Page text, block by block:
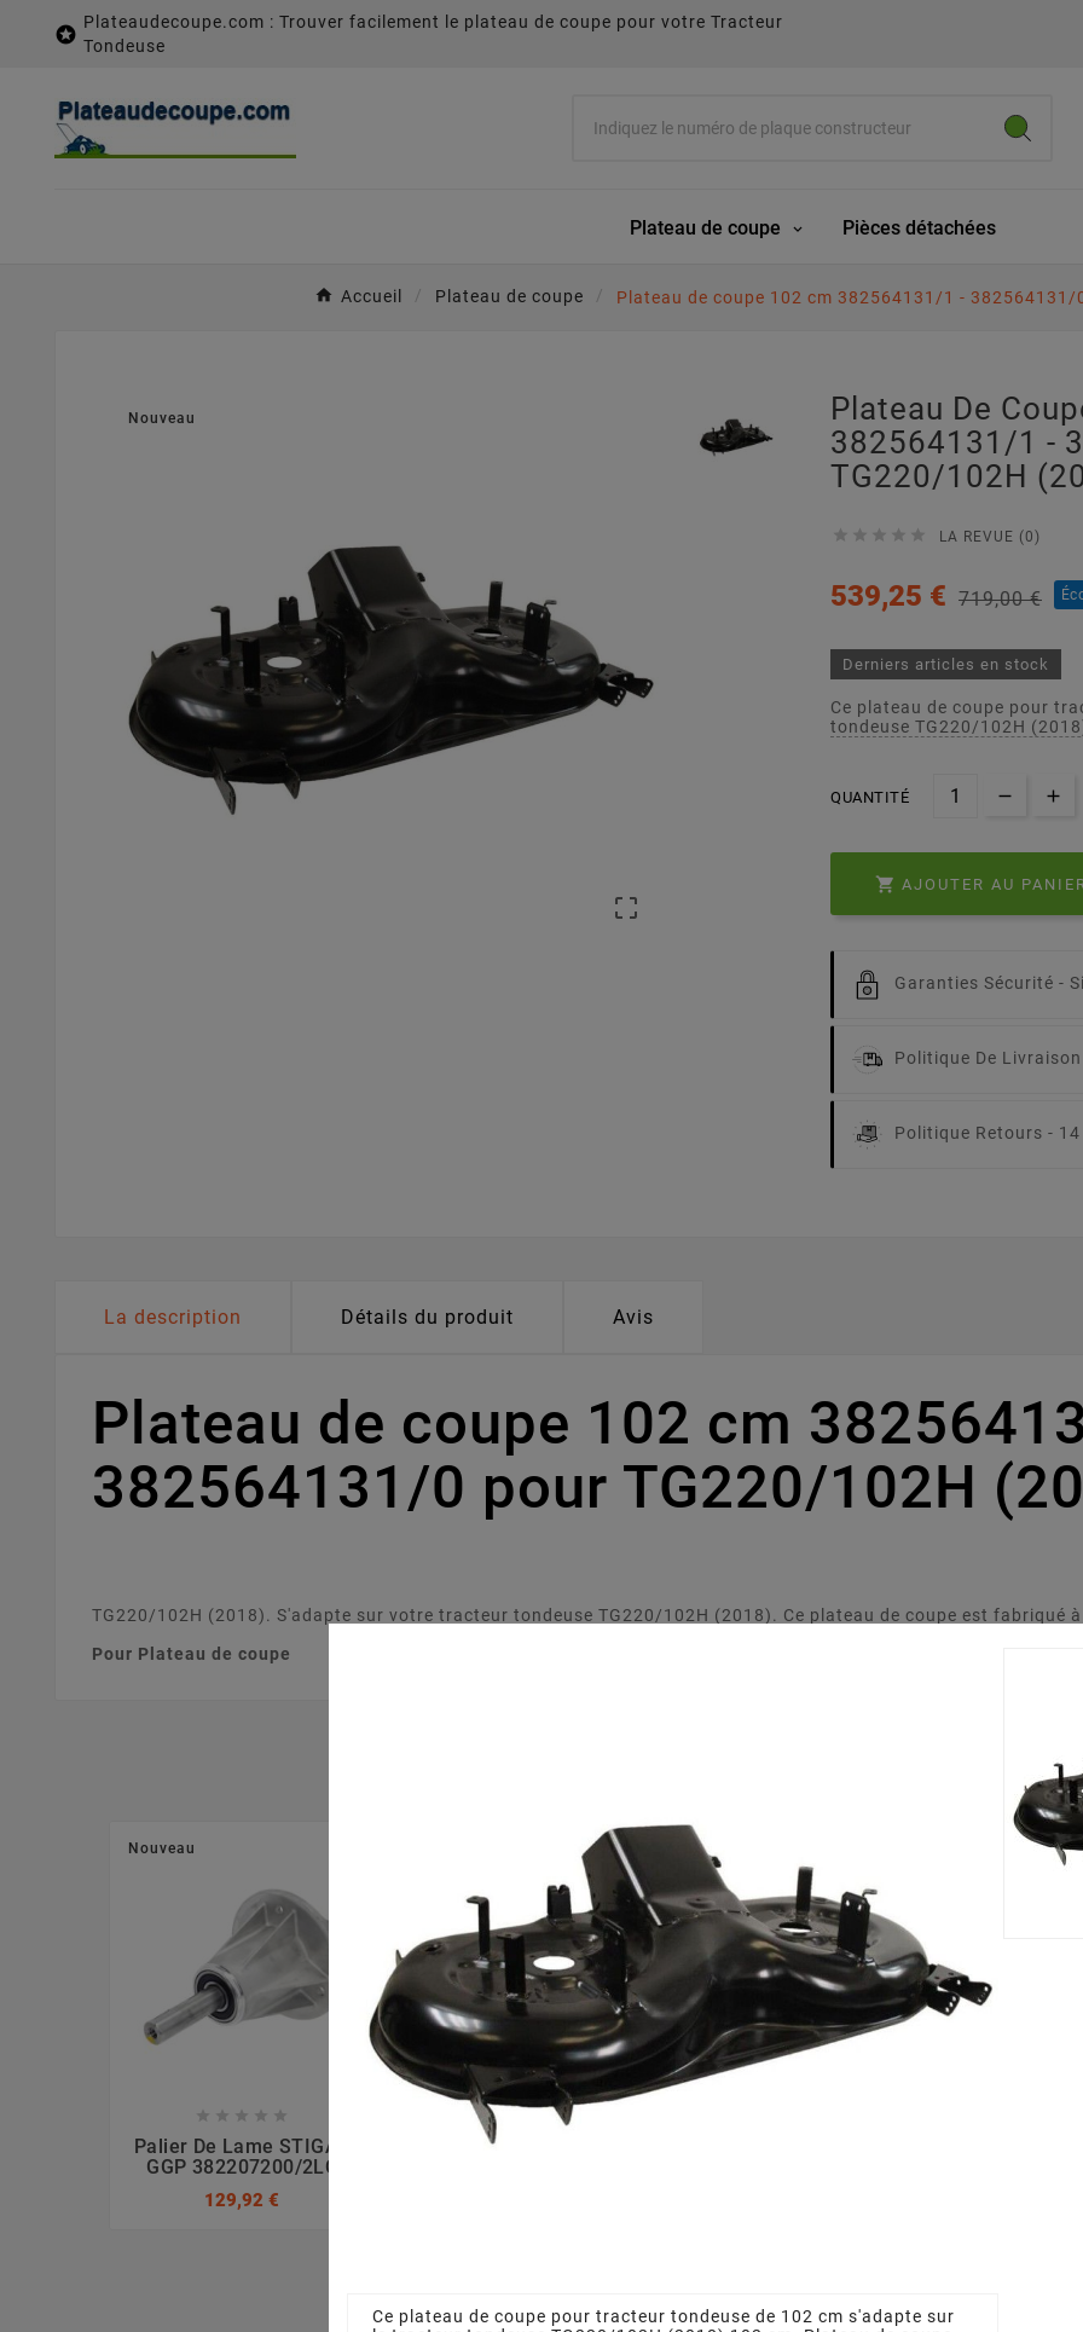

Plateaudecoupe.com : Trouver facilement le plateau de coupe pour votre Tracteur
Tondeuse
Plateau de coupe Pièces détachées
Accueil Plateau de coupe Plateau de coupe 102 cm 382564131/1 -
Nouveau

Plateau De
382564131/1 -
TG220/102H
     LA REVUE (0)
539,25 € 719,00 €
Derniers articles en stock
Ce plateau de coupe pour
tondeuse TG220/102H
QUANTITÉ
 AJOUTER AU
Garanties Sécurité -
Politique De Livraison
Politique Retours -
La description Détails du produit Avis
Plateau de coupe 102 cm
382564131/0 pour TG220/102H
TG220/102H (2018). S'adapte sur votre tracteur tondeuse TG220/102H (2018). Ce plateau de coupe est fabriqué
Pour Plateau de coupe
Nouveau
    
Palier De Lame STIGA -
GGP 382207200/2LC
129,92 €
 
Palier De Lame STIGA -
Nouveau Nouveau
Ce plateau de coupe pour tracteur tondeuse de 102 cm s'adapte sur